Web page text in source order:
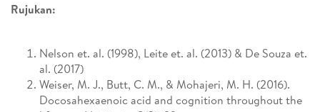
Rujukan:
Nelson et. al. (1998), Leite et. al. (2013) & De Souza et.
al. (2017)
Weiser, M. J., Butt, C. M., & Mohajeri, M. H. (2016).
Docosahexaenoic acid and cognition throughout the